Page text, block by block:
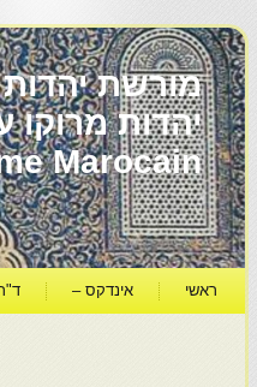
מורשת יהדות
Marocain
ראשי אינדקס – ד"ר